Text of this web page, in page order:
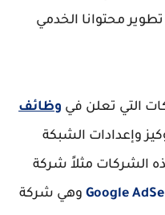
محتوانا الخدمي
التي تعلن في وظائف
وإعدادات الشبكة
الشركات مثلاً شركة
Google وهي شركة